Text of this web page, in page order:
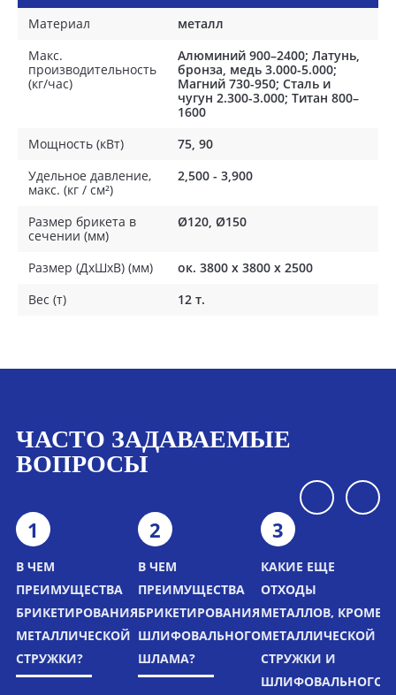
Материал
металл
Макс.
производительность
(кг/час)
Алюминий 900–2400; Латунь,
бронза, медь 3.000-5.000;
Магний 730-950; Сталь и
чугун 2.300-3.000; Титан 800–
1600
Мощность (кВт)
75, 90
Удельное давление,
макс. (кг / см²)
2,500 - 3,900
Размер брикета в
сечении (мм)
Ø120, Ø150
Размер (ДхШхВ) (мм)
ок. 3800 х 3800 х 2500
Вес (т)
12 т.
ЧАСТО ЗАДАВАЕМЫЕ
ВОПРОСЫ
1
В ЧЕМ
ПРЕИМУЩЕСТВА
БРИКЕТИРОВАНИЯ
МЕТАЛЛИЧЕСКОЙ
СТРУЖКИ?
2
В ЧЕМ
ПРЕИМУЩЕСТВА
БРИКЕТИРОВАНИЯ
ШЛИФОВАЛЬНОГО
ШЛАМА?
3
КАКИЕ ЕЩЕ
ОТХОДЫ
МЕТАЛЛОВ, КРОМЕ
МЕТАЛЛИЧЕСКОЙ
СТРУЖКИ И
ШЛИФОВАЛЬНОГО